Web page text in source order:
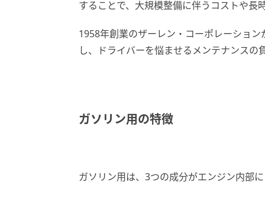
することで、大規模整備に伴うコストや長
1958年創業のザーレン・コーポレーショ
し、ドライバーを悩ませるメンテナンス
ガソリン用の特徴
ガソリン用は、3つの成分がエンジン内部